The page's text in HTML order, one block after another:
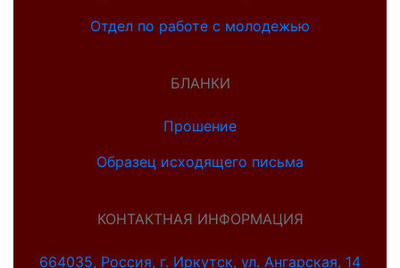
Отдел по работе с молодежью
БЛАНКИ
Прошение
Образец исходящего письма
КОНТАКТНАЯ ИНФОРМАЦИЯ
664035, Россия, г. Иркутск, ул. Ангарская, 14